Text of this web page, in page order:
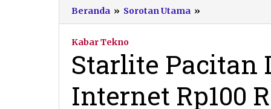
Beranda » Sorotan Utama »
Pacitan
Internet
Rp100
Ribu
Berhadiah
Kabar Tekno
Starlite Pacitan
Internet Rp100